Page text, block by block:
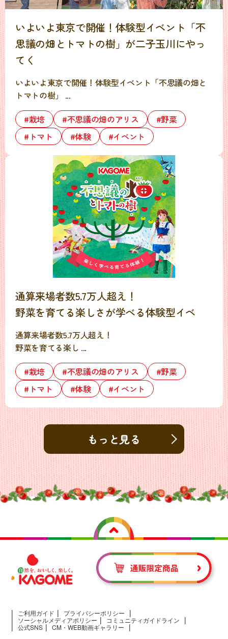
いよいよ東京で開催！体験型イベント「不
思議の畑とトマトの樹」が二子玉川にやっ
てく
いよいよ東京で開催！体験型イベント「不思議の畑と
トマトの樹」 ...
#栽培
#不思議の畑のアリス
#野菜
#トマト
#体験 #イベント
通算来場者数5.7万人超え！
野菜を育てる楽しさが学べる体験型イベ
通算来場者数5.7万人超え！
野菜を育てる楽し ...
#栽培
#不思議の畑のアリス
#野菜
#トマト
#体験 #イベント
もっと見る
ご利用ガイド
プライバシーポリシー
ソーシャルメディアポリシー
コミュニティガイドライン
公式SNS
CM・WEB動画ギャラリー